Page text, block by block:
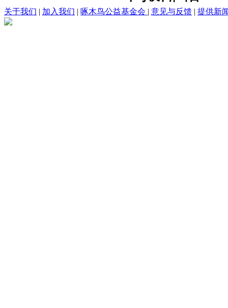
关于我们 | 加入我们 | 啄木鸟公益基金会 | 意见与反馈 | 提供新